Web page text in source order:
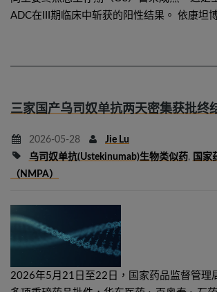
ADC在III期临床中斩获的阳性结果。 依康坦
三家国产乌司奴单抗两天密集获批终
2026-05-28
Jie Lu
乌司奴单抗(ustekinumab)生物类似药, 国家
（NMPA）
2026年5月21日至22日，国家药品监督管理